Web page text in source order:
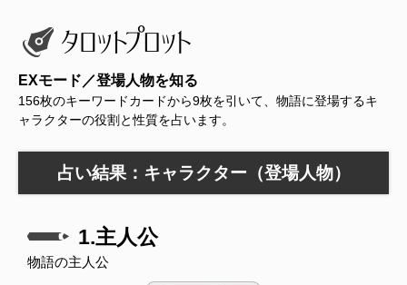
EXモード／登場人物を知る
156枚のキーワードカードから9枚を引いて、物語に登場するキ
ャラクターの役割と性質を占います。
占い結果：キャラクター（登場人物）
1.主人公
物語の主人公